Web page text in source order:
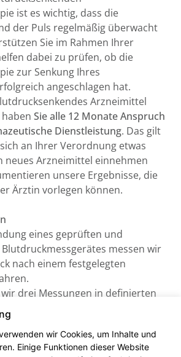
ist es wichtig, dass die
der Puls regelmäßig überwacht
Sie im Rahmen Ihrer
dabei zu prüfen, ob die
zur Senkung Ihres
angeschlagen hat.
Arzneimittel
Sie alle 12 Monate Anspruch
Dienstleistung. Das gilt
an Ihrer Verordnung etwas
neues Arzneimittel einnehmen
unsere Ergebnisse, die
Ärztin vorlegen können.
eines geprüften und
messen wir
nach einem festgelegten
drei Messungen in definierten
woraus sich ein systolischer
Mittelwert errechnen lässt (inkl.
wir eine verlässliche
und beraten Sie zu Ihrem
wir Cookies, um Inhalte und
Einige Funktionen dieser Website